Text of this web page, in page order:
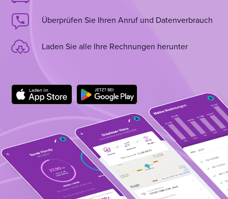
Überprüfen Sie Ihren Anruf und Datenverbrauch
Laden Sie alle Ihre Rechnungen herunter